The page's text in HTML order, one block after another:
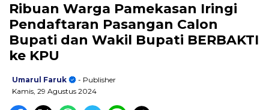
Ribuan Warga Pamekasan Iringi
Pendaftaran Pasangan Calon
Bupati dan Wakil Bupati BERBAKTI
ke KPU
Umarul Faruk
- Publisher
Kamis, 29 Agustus 2024